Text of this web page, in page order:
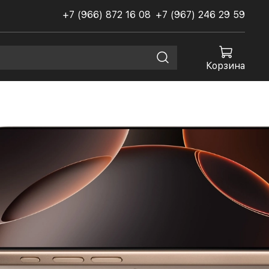
+7 (966) 872 16 08 +7 (967) 246 29 59
Корзина